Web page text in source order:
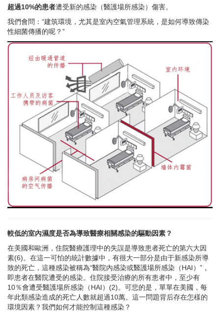
超過10%的患者遭受新的感染（醫護場所感染）傷害。
我們會問：“建筑環境，尤其是室內空氣管理系統，是如何導致傳染
性細菌傳播的呢？”
較低的室內濕度是否為導致醫療相關感染的驅動因素？
在美國和歐洲，住院醫療護理中的失誤是導致患者死亡的第六大因
素(6)。在這一可怕的統計數據中，有很大一部分是由于新感染所導
致的死亡，這種感染被稱為“醫院內感染或醫護場所感染（HAI）”，
即患者在醫院遭受的感染。住院接受治療的所有患者中，至少有
10％會遭受醫護場所感染（HAI）(2)。可悲的是，單單在美國，每
年此類感染造成的死亡人數就超過10萬。這一問題背后存在怎樣的
環境因素？我們如何才能控制這種感染？